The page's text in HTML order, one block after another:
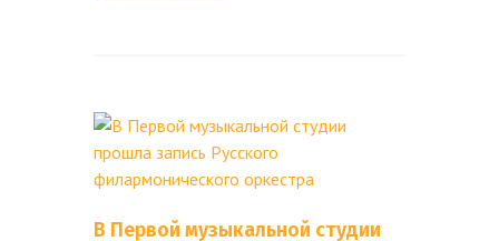
В Первой музыкальной студии